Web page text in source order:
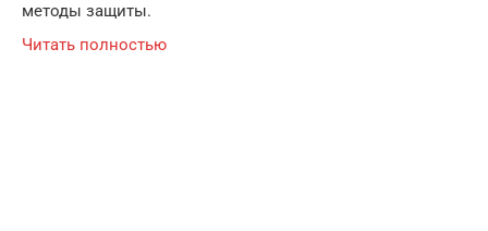
методы защиты.
Читать полностью